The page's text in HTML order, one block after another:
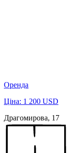
Оренда
Ціна: 1 200 USD
Драгомирова, 17